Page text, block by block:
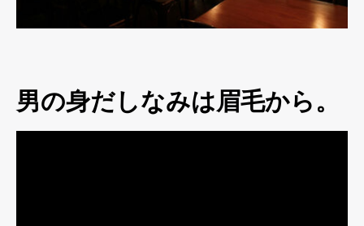
男の身だしなみは眉毛から。